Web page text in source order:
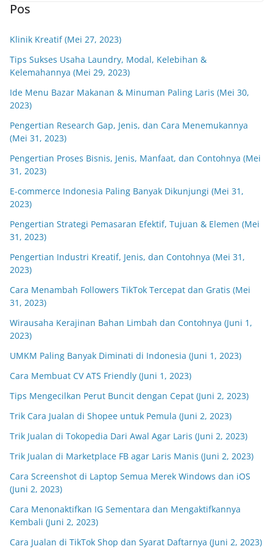
Pos
Klinik Kreatif (Mei 27, 2023)
Tips Sukses Usaha Laundry, Modal, Kelebihan &
Kelemahannya (Mei 29, 2023)
Ide Menu Bazar Makanan & Minuman Paling Laris (Mei 30,
2023)
Pengertian Research Gap, Jenis, dan Cara Menemukannya
(Mei 31, 2023)
Pengertian Proses Bisnis, Jenis, Manfaat, dan Contohnya (Mei
31, 2023)
E-commerce Indonesia Paling Banyak Dikunjungi (Mei 31,
2023)
Pengertian Strategi Pemasaran Efektif, Tujuan & Elemen (Mei
31, 2023)
Pengertian Industri Kreatif, Jenis, dan Contohnya (Mei 31,
2023)
Cara Menambah Followers TikTok Tercepat dan Gratis (Mei
31, 2023)
Wirausaha Kerajinan Bahan Limbah dan Contohnya (Juni 1,
2023)
UMKM Paling Banyak Diminati di Indonesia (Juni 1, 2023)
Cara Membuat CV ATS Friendly (Juni 1, 2023)
Tips Mengecilkan Perut Buncit dengan Cepat (Juni 2, 2023)
Trik Cara Jualan di Shopee untuk Pemula (Juni 2, 2023)
Trik Jualan di Tokopedia Dari Awal Agar Laris (Juni 2, 2023)
Trik Jualan di Marketplace FB agar Laris Manis (Juni 2, 2023)
Cara Screenshot di Laptop Semua Merek Windows dan iOS
(Juni 2, 2023)
Cara Menonaktifkan IG Sementara dan Mengaktifkannya
Kembali (Juni 2, 2023)
Cara Jualan di TikTok Shop dan Syarat Daftarnya (Juni 2, 2023)